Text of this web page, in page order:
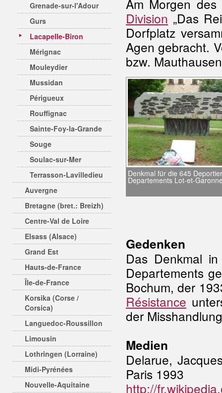
Grenade-sur-l'Adour
Gurs
Lacapelle-Biron
Mérignac
Mouleydier
Mussidan
Périgueux
Rouffignac
Sainte-Foy-la-Grande
Souge
Soulac-sur-Mer
Terrasson-Lavilledieu
Auvergne
Bretagne (bret.: Breizh)
Centre-Val de Loire
Elsass (Alsace)
Grand Est
Hauts-de-France
Île-de-France
Korsika (Corse /
Corsica)
Languedoc-Roussillon
Limousin
Lothringen (Lorraine)
Midi-Pyrénées
Nouvelle-Aquitaine
Am Morgen
Division „Das
Dorfplatz
Agen gebracht.
bzw.
Denkmal für die 645
Departements Lot-et-
Gedenken
Das Denkmal
Departements
Bochum, der
Résistance
der
Medien
Delarue,
Paris 1993
http://